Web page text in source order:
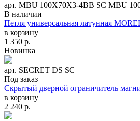
арт. MBU 100X70X3-4BB SC MBU
В наличии
Петля универсальная латунная
в корзину
1 350 р.
Новинка
арт. SECRET DS SC
Под заказ
Скрытый дверной ограничитель
в корзину
2 240 р.